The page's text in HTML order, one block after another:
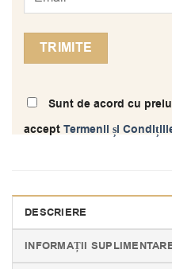
Sunt de acord cu
acceptTermenii și
DESCRIERE
INFORMAȚII